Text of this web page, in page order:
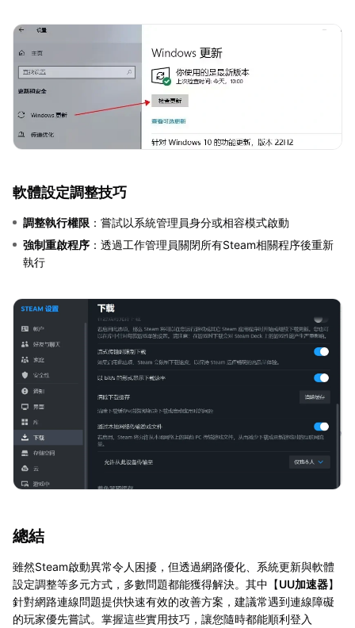
軟體設定調整技巧
調整執行權限 ：嘗試以系統管理員身分或相容模式啟動
強制重啟程序 ：透過工作管理員關閉所有Steam相關程序後重新
執行
總結
雖然Steam啟動異常令人困擾，但透過網路優化、系統更新與軟體
設定調整等多元方式，多數問題都能獲得解決。其中【UU加速器】
針對網路連線問題提供快速有效的改善方案，建議常遇到連線障礙
的玩家優先嘗試。掌握這些實用技巧，讓您隨時都能順利登入